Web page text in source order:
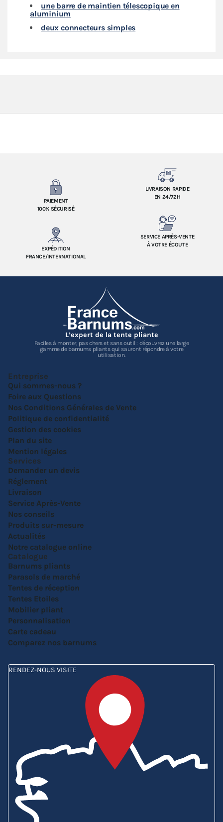
une barre de maintien télescopique en
aluminium
deux connecteurs simples
PAIEMENT
100% SÉCURISÉ
LIVRAISON RAPIDE
EN 24/72H
EXPÉDITION
FRANCE/INTERNATIONAL
SERVICE APRÈS-VENTE
À VOTRE ÉCOUTE
L’expert de la tente pliante
Faciles à monter, pas chers et sans outil : découvrez une large
gamme de barnums pliants qui sauront répondre à votre
utilisation.
Entreprise
Qui sommes-nous ?
Foire aux Questions
Nos Conditions Générales de Vente
Politique de confidentialité
Gestion des cookies
Plan du site
Mention légales
Services
Demander un devis
Réglement
Livraison
Service Après-Vente
Nos conseils
Produits sur-mesure
Actualités
Notre catalogue online
Catalogue
Barnums pliants
Parasols de marché
Tentes de réception
Tentes Etoiles
Mobilier pliant
Personnalisation
Carte cadeau
Comparez nos barnums
RENDEZ-NOUS VISITE